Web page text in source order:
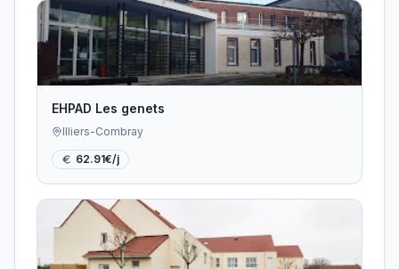
EHPAD Les genets
Illiers-Combray
62.91€/j